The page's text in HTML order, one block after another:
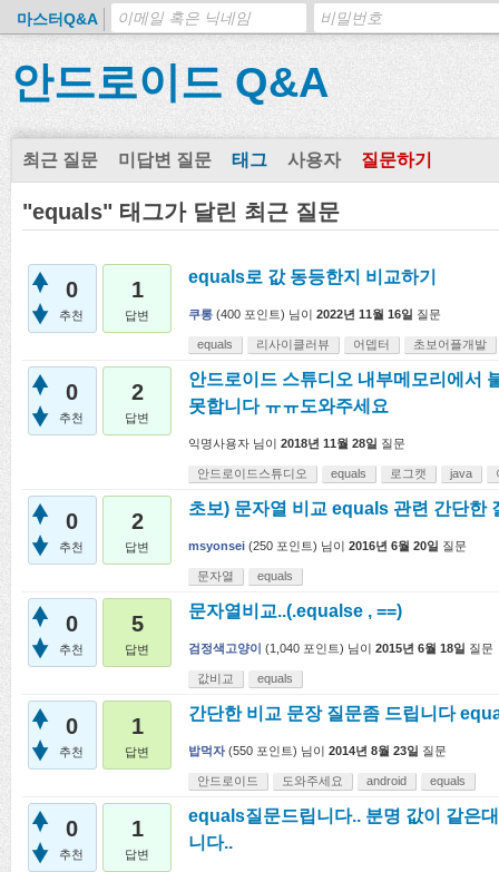
마스터Q&A
안드로이드 Q&A
최근 질문 미답변 질문 태그 사용자 질문하기
"equals" 태그가 달린 최근 질문
0
추천
1
답변
equals로 값 동등한지 비교하기
쿠롱 (400 포인트) 님이 2022년 11월 16일 질문
equals 리사이클러뷰 어뎁터 초보어플개발
0
추천
2
답변
안드로이드 스튜디오 내부메모리에서
못합니다 ㅠㅠ도와주세요
익명사용자 님이 2018년 11월 28일 질문
안드로이드스튜디오 equals 로그캣 java
0
추천
2
답변
초보) 문자열 비교 equals 관련 간단한
msyonsei (250 포인트) 님이 2016년 6월 20일 질문
문자열 equals
0
추천
5
답변
문자열비교..(.equalse , ==)
검정색고양이 (1,040 포인트) 님이 2015년 6월 18일 질문
값비교 equals
0
추천
1
답변
간단한 비교 문장 질문좀 드립니다
밥먹자 (550 포인트) 님이 2014년 8월 23일 질문
안드로이드 도와주세요 android equals
0
추천
1
답변
equals질문드립니다.. 분명 값이 같은
니다..